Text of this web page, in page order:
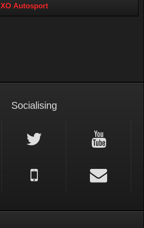
XO Autosport
Socialising